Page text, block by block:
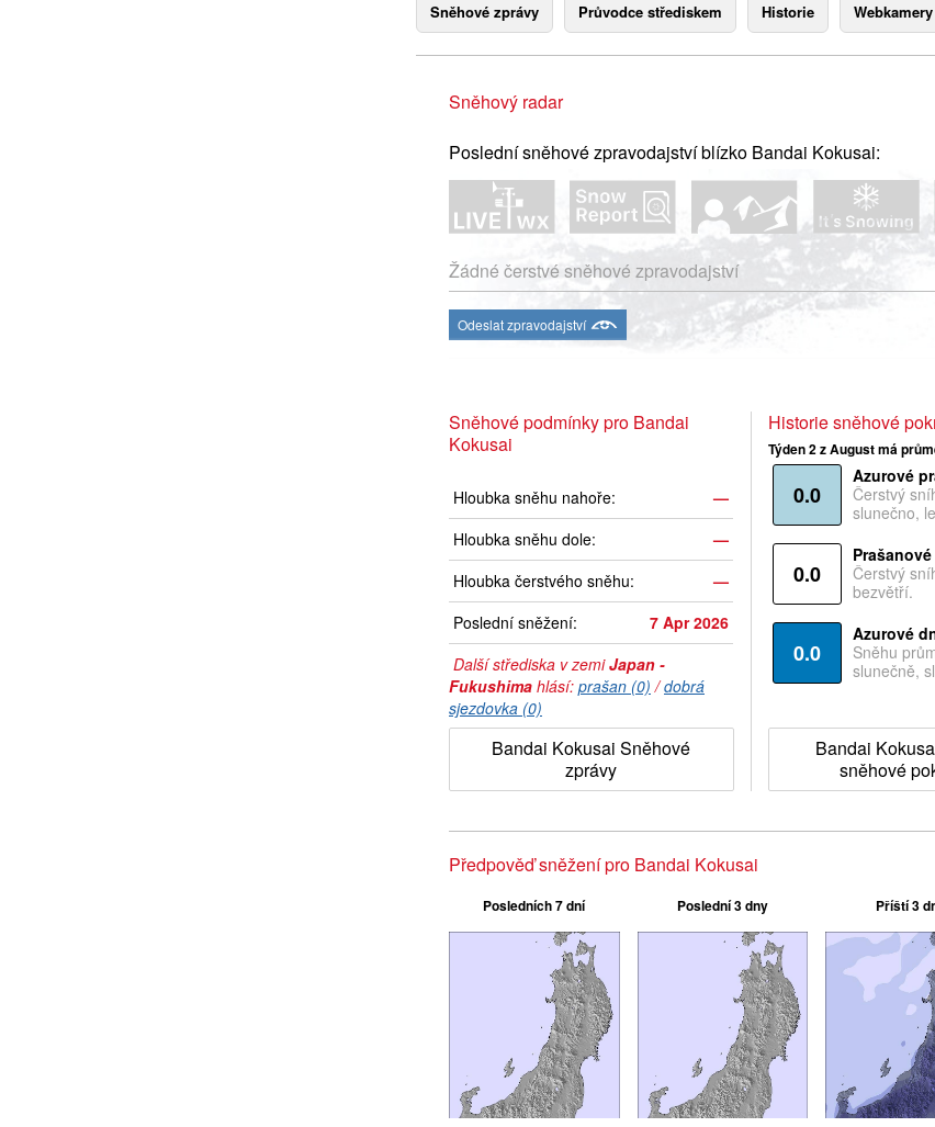
Sněhové zprávy Průvodce střediskem Historie Webkamery
Sněhový radar
Poslední sněhové zpravodajství blízko Bandai Kokusai:
Žádné čerstvé sněhové zpravodajství
Odeslat zpravodajství
Sněhové podmínky pro Bandai
Kokusai
Hloubka sněhu nahoře:
—
Hloubka sněhu dole:
—
Hloubka čerstvého sněhu:
—
Poslední sněžení:
7 Apr 2026
Další střediska v zemiJapan -
Fukushima hlásí: prašan (0) /dobrá
sjezdovka (0)
Bandai Kokusai Sněhové
zprávy
Historie sněhové
Týden 2 z August má
0.0
Azurové
Čerstvý
slunečno,
0.0
Čerstvý
bezvětří.
0.0
Azurové
Sněhu
slunečně,
Bandai
sněhové
Předpověď sněžení pro Bandai Kokusai
Posledních 7 dní Poslední 3 dny Příští 3